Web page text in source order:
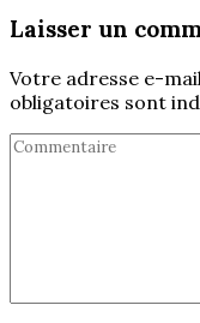
Laisser un
Votre adresse e-
obligatoires sont